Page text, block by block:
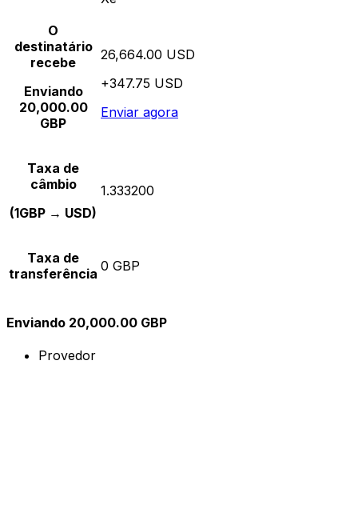
O
destinatário
recebe
Enviando
20,000.00
GBP
26,664.00 USD
+347.75 USD
Enviar agora
Taxa de
câmbio
(1GBP → USD)
1.333200
Taxa de
transferência 0 GBP
Enviando 20,000.00 GBP
Provedor